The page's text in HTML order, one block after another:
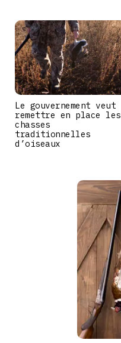
Le gouvernement veut
remettre en place les
chasses
traditionnelles
d’oiseaux